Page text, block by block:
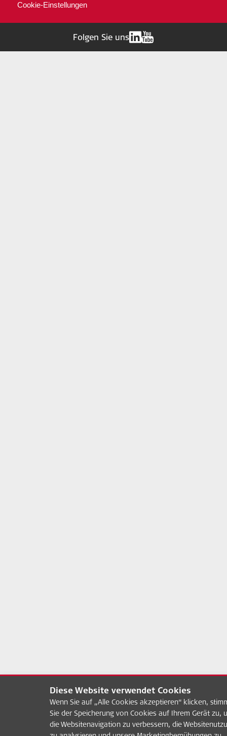
Cookie-Einstellungen
Folgen Sie uns
Diese Website verwendet Cookies
Wenn Sie auf „Alle Cookies akzeptieren“ klicken,
Sie der Speicherung von Cookies auf Ihrem Gerät zu,
die Websitenavigation zu verbessern, die